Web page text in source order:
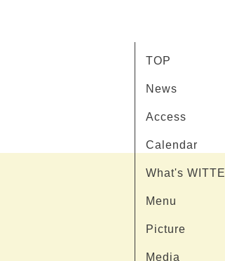
TOP
News
Access
Calendar
What's WITTE
Menu
Picture
Media